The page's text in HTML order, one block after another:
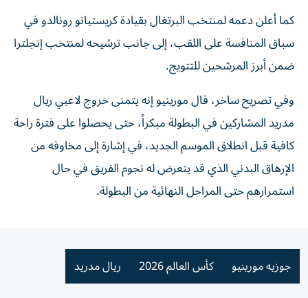
كما أعلن دعمه لمنتخب البرتغال بقيادة كريستيانو رونالدو في
سباق المنافسة على اللقب، إلى جانب ترشيحه لمنتخب إنجلترا
ضمن أبرز المرشحين للتتويج.
وفي تصريح ساخر، قال مورينيو إنه يتمنى خروج لاعبي ريال
مدريد المشاركين في البطولة مبكراً، حتى يحصلوا على فترة راحة
كافية قبل انطلاق الموسم الجديد، في إشارة إلى مخاوفه من
الإرهاق البدني الذي قد يتعرض له نجوم الفريق في حال
استمرارهم حتى المراحل النهائية من البطولة.
جوزيه مورينيو كأس العالم 2026 ريال مدريد